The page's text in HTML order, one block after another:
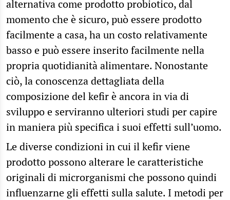
alternativa come prodotto probiotico, dal
momento che è sicuro, può essere prodotto
facilmente a casa, ha un costo relativamente
basso e può essere inserito facilmente nella
propria quotidianità alimentare. Nonostante
ciò, la conoscenza dettagliata della
composizione del kefir è ancora in via di
sviluppo e serviranno ulteriori studi per capire
in maniera più specifica i suoi effetti sull’uomo.
Le diverse condizioni in cui il kefir viene
prodotto possono alterare le caratteristiche
originali di microrganismi che possono quindi
influenzarne gli effetti sulla salute. I metodi per